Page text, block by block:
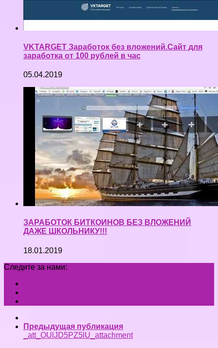
VKTARGET Заработок без вложений.Сайт для
заработка от 100 рублей в час
05.04.2019
ЗАРАБОТОК БИТКОИНОВ БЕЗ ВЛОЖЕНИЙ
ДАЖЕ ШКОЛЬНИКУ!!!
18.01.2019
Следите за нами:
Предыдущая публикация
_att_OUlJD5PZ5lU_attachment